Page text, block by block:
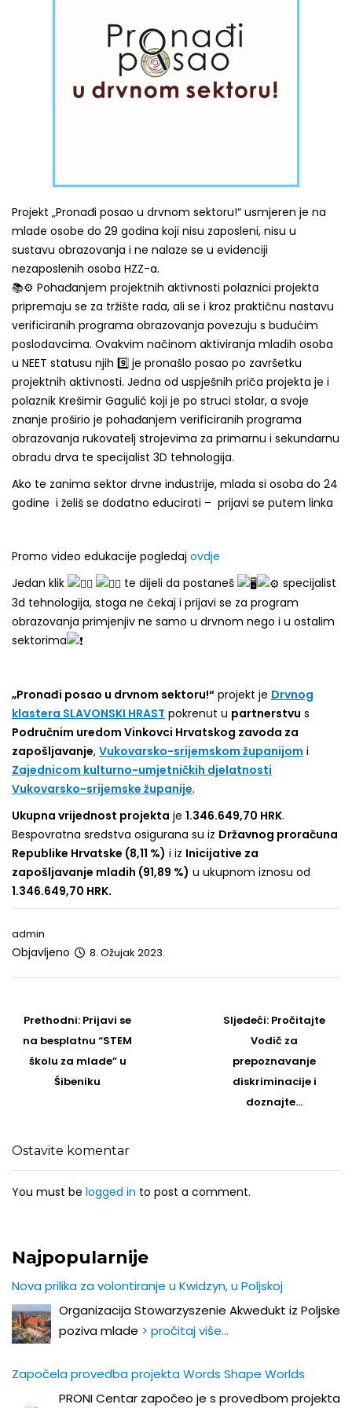
Projekt „Pronađi posao u drvnom sektoru!“ usmjeren je na
mlade osobe do 29 godina koji nisu zaposleni, nisu u
sustavu obrazovanja i ne nalaze se u evidenciji
nezaposlenih osoba HZZ-a.
📚⚙️ Pohađanjem projektnih aktivnosti polaznici projekta
pripremaju se za tržište rada, ali se i kroz praktičnu nastavu
verificiranih programa obrazovanja povezuju s budućim
poslodavcima. Ovakvim načinom aktiviranja mladih osoba
u NEET statusu njih 9️⃣ je pronašlo posao po završetku
projektnih aktivnosti. Jedna od uspješnih priča projekta je i
polaznik Krešimir Gagulić koji je po struci stolar, a svoje
znanje proširio je pohađanjem verificiranih programa
obrazovanja rukovatelj strojevima za primarnu i sekundarnu
obradu drva te specijalist 3D tehnologija.
Ako te zanima sektor drvne industrije, mlada si osoba do 24
godine i želiš se dodatno educirati – prijavi se putem linka
Promo video edukacije pogledaj ovdje
Jedan klik
te dijeli da postaneš
specijalist
3d tehnologija, stoga ne čekaj i prijavi se za program
obrazovanja primjenjiv ne samo u drvnom nego i u ostalim
sektorima
„Pronađi posao u drvnom sektoru!“ projekt je Drvnog
klastera SLAVONSKI HRAST pokrenut u partnerstvu s
Područnim uredom Vinkovci Hrvatskog zavoda za
zapošljavanje, Vukovarsko-srijemskom županijom i
Zajednicom kulturno-umjetničkih djelatnosti
Vukovarsko-srijemske županije.
Ukupna vrijednost projekta je 1.346.649,70 HRK.
Bespovratna sredstva osigurana su iz Državnog proračuna
Republike Hrvatske (8,11 %) i iz Inicijative za
zapošljavanje mladih (91,89 %) u ukupnom iznosu od
1.346.649,70 HRK.
admin
Objavljeno 8. Ožujak 2023.
navigation
Prethodni: Prethodni
post
Prijavi se
na besplatnu “STEM
školu za mlade” u
Šibeniku
Sljedeći: Sljedeći
Post
Pročitajte
Vodič za
prepoznavanje
diskriminacije i
doznajte…
Ostavite komentar
You must be logged in to post a comment.
Najpopularnije
Nova prilika za volontiranje u Kwidzyn, u Poljskoj
Organizacija Stowarzyszenie Akwedukt iz Poljske
poziva mlade > pročitaj više…
Započela provedba projekta Words Shape Worlds
PRONI Centar započeo je s provedbom projekta